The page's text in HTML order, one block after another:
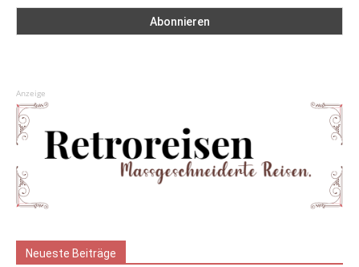
Anzeige
Neueste Beiträge